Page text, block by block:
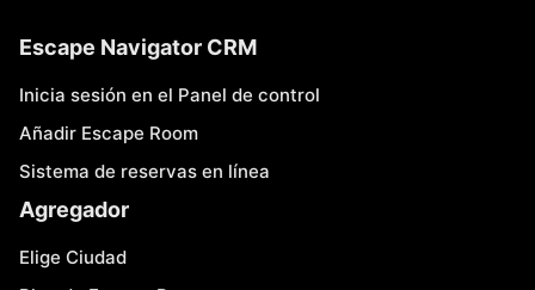
Escape Navigator CRM
Inicia sesión en el Panel de control
Añadir Escape Room
Sistema de reservas en línea
Agregador
Elige Ciudad